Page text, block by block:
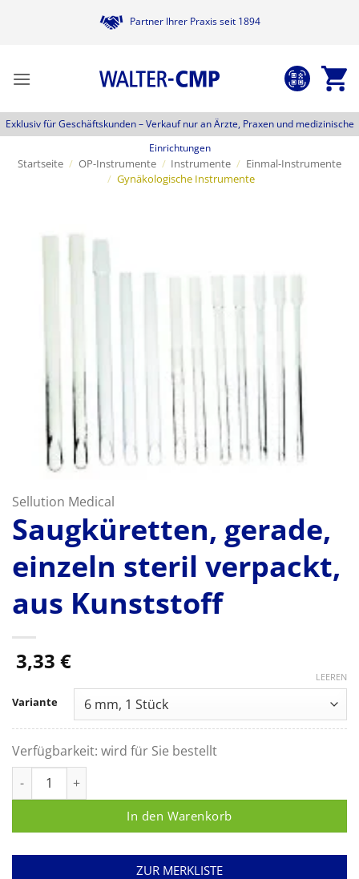
Partner Ihrer Praxis seit 1894
Exklusiv für Geschäftskunden –Verkauf nur an Ärzte, Praxen und medizinische
Einrichtungen
Startseite / OP-Instrumente / Instrumente / Einmal-Instrumente
/ Gynäkologische Instrumente
Sellution Medical
Saugküretten, gerade,
einzeln steril verpackt,
aus Kunststoff
3,33 €
Variante
LEEREN
Verfügbarkeit: wird für Sie bestellt
In den Warenkorb
ZUR MERKLISTE